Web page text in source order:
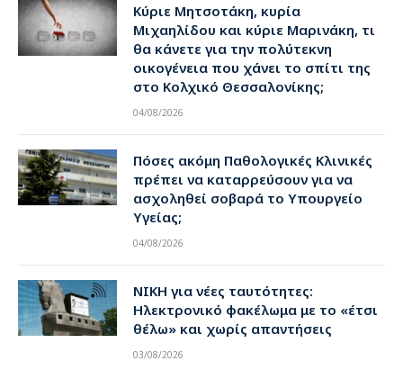
Κύριε Μητσοτάκη, κυρία
Μιχαηλίδου και κύριε Μαρινάκη, τι
θα κάνετε για την πολύτεκνη
οικογένεια που χάνει το σπίτι της
στο Κολχικό Θεσσαλονίκης;
04/08/2026
Πόσες ακόμη Παθολογικές Κλινικές
πρέπει να καταρρεύσουν για να
ασχοληθεί σοβαρά το Υπουργείο
Υγείας;
04/08/2026
ΝΙΚΗ για νέες ταυτότητες:
Ηλεκτρονικό φακέλωμα με το «έτσι
θέλω» και χωρίς απαντήσεις
03/08/2026